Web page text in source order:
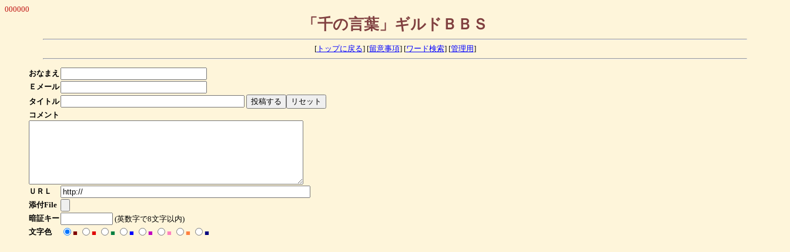
000000
「千の言葉」ギルドＢＢＳ
[トップに戻る] [留意事項] [ワード検索] [管理用]
おなまえ
Ｅメール
タイトル
コメント
ＵＲＬ
添付File
暗証キー
(英数字で8文字以内)
文字色
■ ■ ■ ■ ■ ■ ■ ■